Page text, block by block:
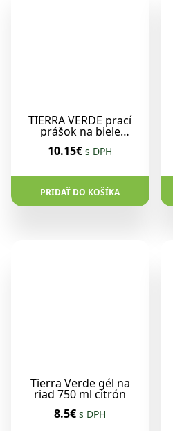
TIERRA VERDE prací
prášok na biele
plienky 850g
10.15€ s DPH
PRIDAŤ DO KOŠÍKA
Tierra Verde gél na
riad 750 ml citrón
8.5€ s DPH